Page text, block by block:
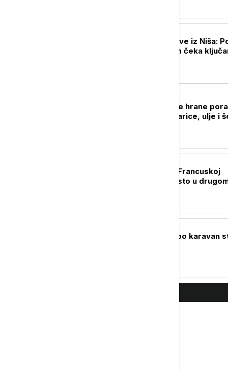
Ryanair ukida letove iz Niša:
razlog - aerodrom čeka
FAO: Svetske cene hrane
julu, poskupeli žitarice, ulje i
Nezaposlenost u Francuskoj
porasla na 8,3 odsto u
EKSPO 2027: Ekspo karavan